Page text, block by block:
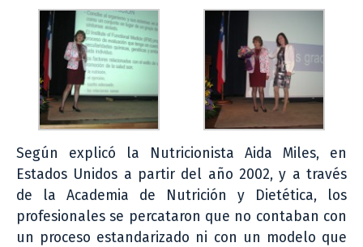
Según explicó la Nutricionista Aida Miles, en
Estados Unidos a partir del año 2002, y a través
de la Academia de Nutrición y Dietética, los
profesionales se percataron que no contaban con
un proceso estandarizado ni con un modelo que